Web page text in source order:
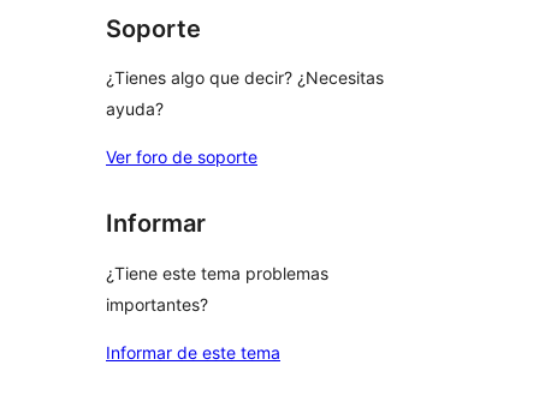
Soporte
¿Tienes algo que decir? ¿Necesitas
ayuda?
Ver foro de soporte
Informar
¿Tiene este tema problemas
importantes?
Informar de este tema